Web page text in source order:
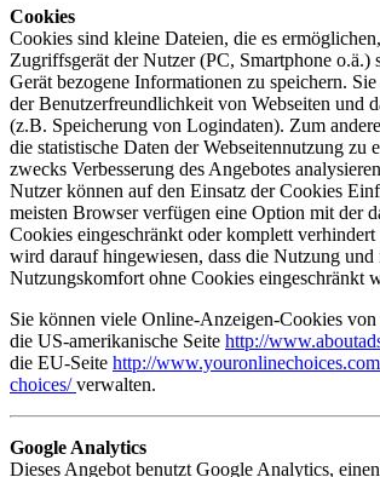
Cookies
Cookies sind kleine Dateien, die es
Zugriffsgerät der Nutzer (PC, Smartphone o.ä.)
Gerät bezogene Informationen zu speichern.
der Benutzerfreundlichkeit von Webseiten und
(z.B. Speicherung von Logindaten). Zum
die statistische Daten der Webseitennutzung zu
zwecks Verbesserung des Angebotes
Nutzer können auf den Einsatz der Cookies
meisten Browser verfügen eine Option mit der
Cookies eingeschränkt oder komplett
wird darauf hingewiesen, dass die Nutzung und
Nutzungskomfort ohne Cookies eingeschränkt
Sie können viele Online-Anzeigen-Cookies
die US-amerikanische Seite http://
die EU-Seite http://
choices/verwalten.
Google Analytics
Dieses Angebot benutzt Google Analytics,